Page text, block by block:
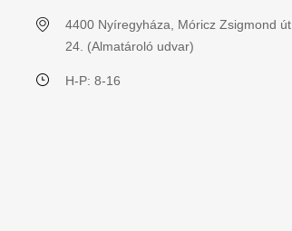
4400 Nyíregyháza, Móricz Zsigmond út
24. (Almatároló udvar)
H-P: 8-16